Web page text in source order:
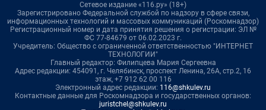
Сетевое издание «116.ру» (18+)
Зарегистрировано Федеральной службой по надзору в сфере связи,
информационных технологий и массовых коммуникаций (Роскомнадзор)
Регистрационный номер и дата принятия решения о регистрации: ЭЛ №
ФС 77-84679 от 06.02.2023 г.
Учредитель: Общество с ограниченной ответственностью "ИНТЕРНЕТ
ТЕХНОЛОГИИ"
Главный редактор: Филипцева Мария Сергеевна
Адрес редакции: 454091, г. Челябинск, проспект Ленина, 26А, стр.2, 16
этаж, +7 912 62 00 116
Электронный адрес редакции: 116@shkulev.ru
Контактные данные для Роскомнадзора и государственных органов:
juristchel@shkulev.ru